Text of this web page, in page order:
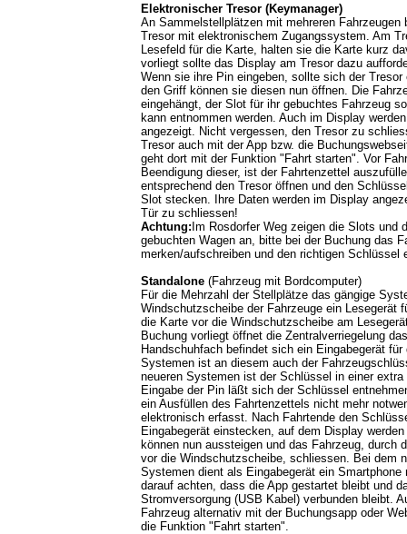
Elektronischer Tresor (Keymanager)
An Sammelstellplätzen mit mehreren
Tresor mit elektronischem Zugangssystem. Am
Lesefeld für die Karte, halten sie die Karte kurz
vorliegt sollte das Display am Tresor dazu
Wenn sie ihre Pin eingeben, sollte sich der
den Griff können sie diesen nun öffnen. Die
eingehängt, der Slot für ihr gebuchtes Fahrzeug
kann entnommen werden. Auch im Display
angezeigt. Nicht vergessen, den Tresor zu
Tresor auch mit der App bzw. die
geht dort mit der Funktion "Fahrt starten". Vor
Beendigung dieser, ist der Fahrtenzettel
entsprechend den Tresor öffnen und den
Slot stecken. Ihre Daten werden im Display
Tür zu schliessen!
Achtung: Im Rosdorfer Weg zeigen die Slots und
gebuchten Wagen an, bitte bei der Buchung das
merken/aufschreiben und den richtigen Schlüssel
Standalone (Fahrzeug mit Bordcomputer)
Für die Mehrzahl der Stellplätze das gängige
Windschutzscheibe der Fahrzeuge ein Lesegerät
die Karte vor die Windschutzscheibe am
Buchung vorliegt öffnet die Zentralverriegelung
Handschuhfach befindet sich ein Eingabegerät
Systemen ist an diesem auch der
neueren Systemen ist der Schlüssel in einer
Eingabe der Pin läßt sich der Schlüssel
ein Ausfüllen des Fahrtenzettels nicht mehr
elektronisch erfasst. Nach Fahrtende den
Eingabegerät einstecken, auf dem Display
können nun aussteigen und das Fahrzeug, durch
vor die Windschutzscheibe, schliessen. Bei dem
Systemen dient als Eingabegerät ein
darauf achten, dass die App gestartet bleibt und
Stromversorgung (USB Kabel) verbunden bleibt.
Fahrzeug alternativ mit der Buchungsapp oder
die Funktion "Fahrt starten".